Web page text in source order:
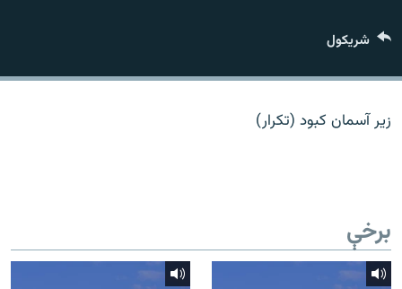
د ازادې اروپا/ ازادي راډيو ټولې پاڼې
شريکول
زیر آسمان کبود (تکرار)
برخې